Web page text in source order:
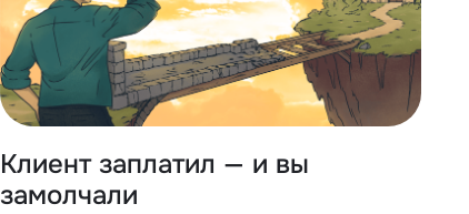
Клиент заплатил — и вы
замолчали